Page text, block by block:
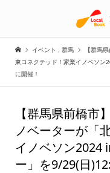
イベント 群馬
【群馬
東コネクテッド！家業イノベソ
に開催！
【群馬県前橋市
ノベーターが「
イノベソン2024
ー」を9/29(日